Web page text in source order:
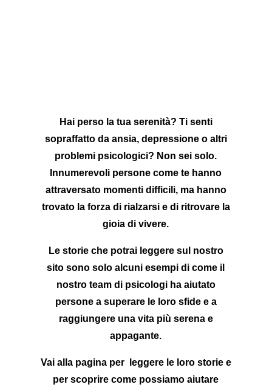
Hai perso la tua serenità? Ti senti
sopraffatto da ansia,depressioneo altri
problemi psicologici? Non sei solo.
Innumerevoli persone come te hanno
attraversato momenti difficili,ma hanno
trovato la forza di rialzarsi e di ritrovare la
gioia di vivere.
Le storie che potrai leggere sul nostro
sito sono solo alcuni esempi dicome il
nostro team di psicologi ha aiutato
persone a superare le loro sfidee a
raggiungere una vita più serena e
appagante.
Vai alla pagina per leggere le loro storie e
per scoprirecome possiamo aiutare